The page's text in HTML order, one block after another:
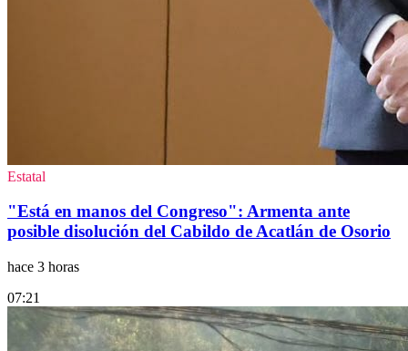
Estatal
"Está en manos del Congreso": Armenta ante
posible disolución del Cabildo de Acatlán de Osorio
hace 3 horas
07:21